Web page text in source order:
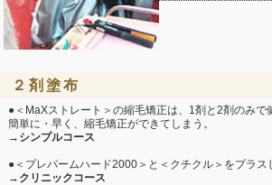
２剤塗布
●＜MaXストレート＞の縮毛矯正は、1剤と2剤のみで
簡単に・早く、縮毛矯正ができてしまう。
→ シンプルコース
●＜プレパームハード2000＞と＜クチクル＞をプラス
→ クリニックコース